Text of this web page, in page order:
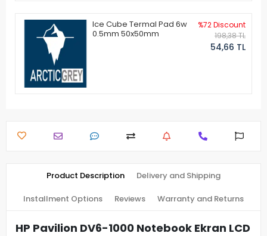
Ice Cube Termal Pad 6w
0.5mm 50x50mm
%72 Discount
198,38 TL
54,66 TL
Product Description Delivery and Shipping
Installment Options Reviews Warranty and Returns
HP Pavilion DV6-1000 Notebook Ekran LCD